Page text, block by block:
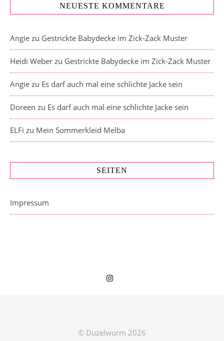
NEUESTE KOMMENTARE
Angie zu Gestrickte Babydecke im Zick-Zack Muster
Heidi Weber zu Gestrickte Babydecke im Zick-Zack Muster
Angie zu Es darf auch mal eine schlichte Jacke sein
Doreen zu Es darf auch mal eine schlichte Jacke sein
ELFi zu Mein Sommerkleid Melba
SEITEN
Impressum
© Duzelwurm 2026